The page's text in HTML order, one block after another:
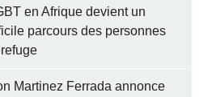
en Afrique devient un
parcours des personnes
Martinez Ferrada annonce